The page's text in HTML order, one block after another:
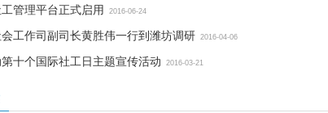
管理平台正式启用 2016-06-24
会工作司副司长黄胜伟一行到潍坊调研 2016-04-06
十个国际社工日主题宣传活动 2016-03-21